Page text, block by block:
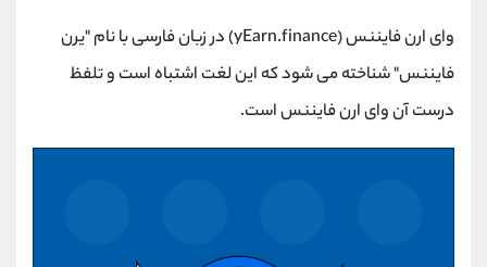
وای ارن فایننس (yEarn.finance) در زبان فارسی با نام "یرن
فایننس" شناخته می شود که این لغت اشتباه است و تلفظ
درست آن وای ارن فایننس است.